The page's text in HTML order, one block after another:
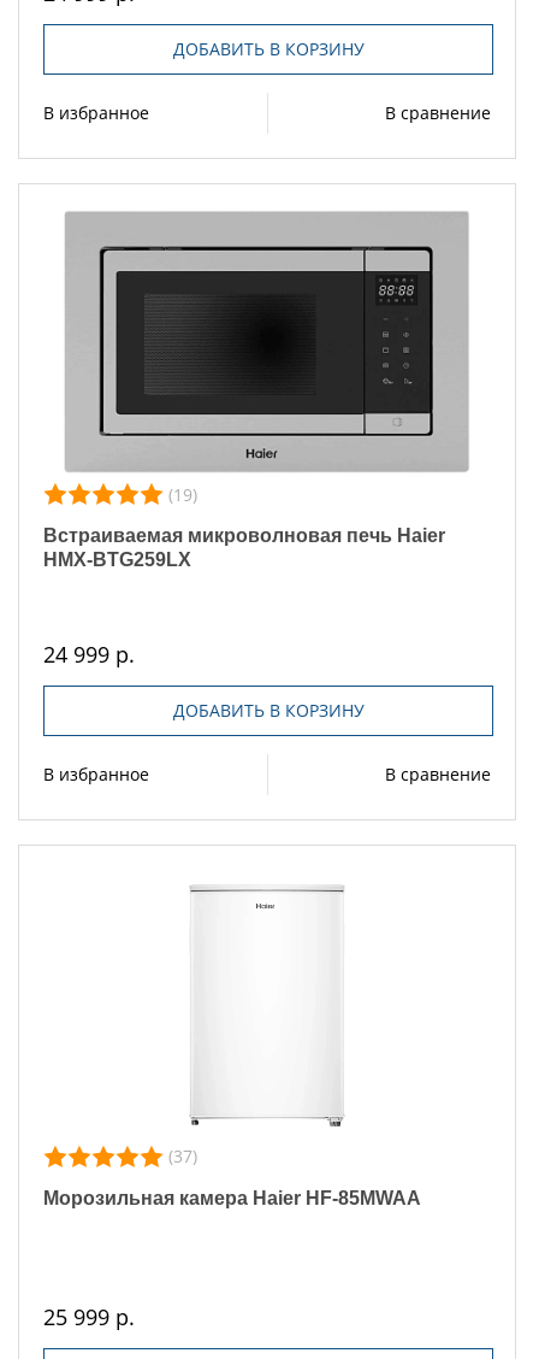
ДОБАВИТЬ В КОРЗИНУ
В избранное В сравнение
(19)
Встраиваемая микроволновая печь Haier
HMX-BTG259LX
24 999 р.
ДОБАВИТЬ В КОРЗИНУ
В избранное В сравнение
(37)
Морозильная камера Haier HF-85MWAA
25 999 р.